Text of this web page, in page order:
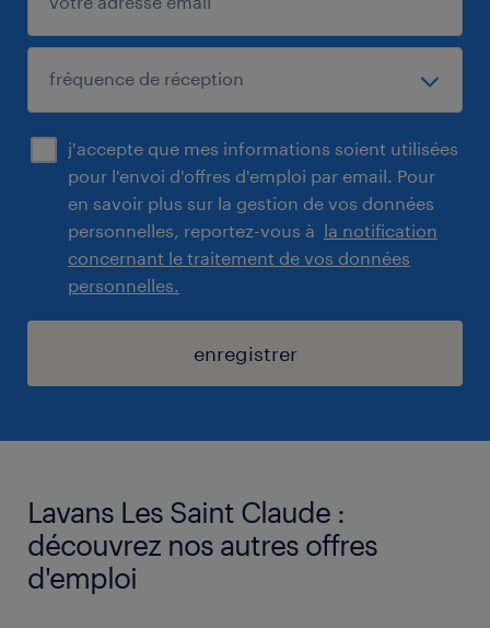
j'accepte que mes informations soient utilisées
pour l'envoi d'offres d'emploi par email. Pour
en savoir plus sur la gestion de vos données
personnelles, reportez-vous à la notification
concernant le traitement de vos données
personnelles.
enregistrer
Lavans Les Saint Claude :
découvrez nos autres offres
d'emploi